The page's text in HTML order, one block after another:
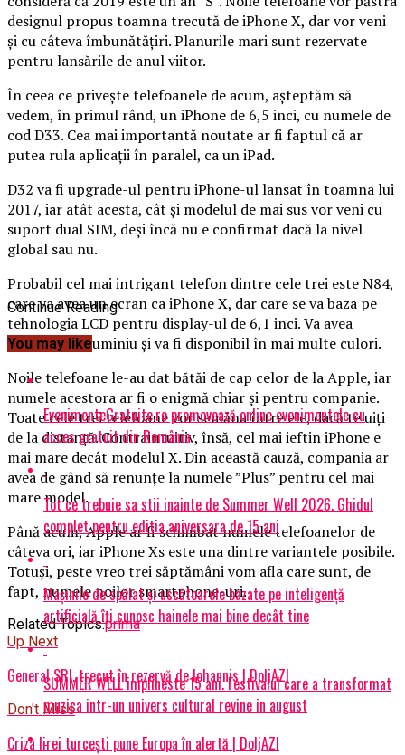
designul propus toamna trecută de iPhone X, dar vor veni
şi cu câteva îmbunătăţiri. Planurile mari sunt rezervate
pentru lansările de anul viitor.
În ceea ce priveşte telefoanele de acum, aşteptăm să
vedem, în primul rând, un iPhone de 6,5 inci, cu numele de
cod D33. Cea mai importantă noutate ar fi faptul că ar
putea rula aplicaţii în paralel, ca un iPad.
D32 va fi upgrade-ul pentru iPhone-ul lansat în toamna lui
2017, iar atât acesta, cât şi modelul de mai sus vor veni cu
suport dual SIM, deşi încă nu e confirmat dacă la nivel
global sau nu.
Probabil cel mai intrigant telefon dintre cele trei este N84,
care va avea un ecran ca iPhone X, dar care se va baza pe
tehnologia LCD pentru display-ul de 6,1 inci. Va avea
margini de aluminiu şi va fi disponibil în mai multe culori.
Noile telefoane le-au dat bătăi de cap celor de la Apple, iar
numele acestora ar fi o enigmă chiar şi pentru companie.
Toate cele trei telefoane vor semăna între ele, dacă te uiţi
de la distanţă. Contraintuitiv, însă, cel mai ieftin iPhone e
mai mare decât modelul X. Din această cauză, compania ar
avea de gând să renunţe la numele ”Plus” pentru cel mai
mare model.
Până acum, Apple ar fi schimbat numele telefoanelor de
câteva ori, iar iPhone Xs este una dintre variantele posibile.
Totuşi, peste vreo trei săptămâni vom afla care sunt, de
fapt, numele noilor smartphone-uri.
Related Topics:prima
Up Next
General SRI, trecut în rezervă de Iohannis | DoljAZI
Don't Miss
Criza lirei turcești pune Europa în alertă | DoljAZI
Continue Reading
You may like
EvenimenteGratuite.ro promovează online evenimentele cu
acces gratuit din România
Tot ce trebuie sa stii inainte de Summer Well 2026. Ghidul
complet pentru editia aniversara de 15 ani
Mașinile de spălat și uscătoarele bazate pe inteligență
artificială îți cunosc hainele mai bine decât tine
SUMMER WELL implineste 15 ani. Festivalul care a transformat
muzica intr-un univers cultural revine in august